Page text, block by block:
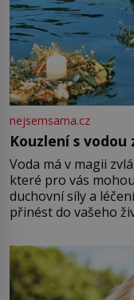
nejsemsama.cz
Kouzlení s
Voda má v magii
které pro vás
duchovní síly a
přinést do vašeho
můžete obohatit
větší harmonii a